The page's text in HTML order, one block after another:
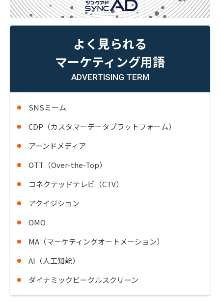
よく見られる
マーケティング用語
ADVERTISING TERM
SNSミーム
CDP（カスタマーデータプラットフォーム）
アーンドメディア
OTT（Over-the-Top）
コネクテッドテレビ（CTV）
アクイジション
OMO
MA（マーケティングオートメーション）
AI（人工知能）
ダイナミックビークルスクリーン